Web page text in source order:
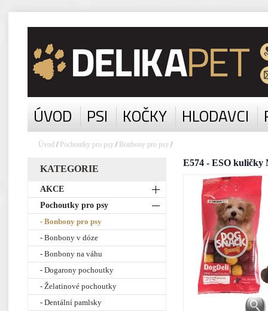
ÚVOD PSI KOČKY HLODAVCI
Úvod / Pochoutky pro psy / Bonbony pro psy/
KATEGORIE
AKCE
Pochoutky pro psy
- Bonbony pro psy
- Bonbony v dóze
- Bonbony na váhu
- Dogarony pochoutky
- Želatinové pochoutky
- Dentální pamlsky
E574 - ESO kuličky